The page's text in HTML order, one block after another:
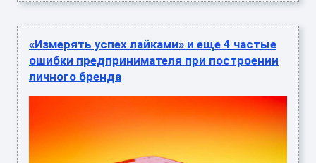
«Измерять успех лайками» и еще 4 частые
ошибки предпринимателя при построении
личного бренда